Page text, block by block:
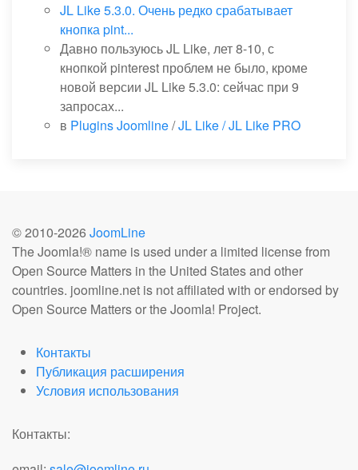
JL Like 5.3.0. Очень редко срабатывает
кнопка pint...
Давно пользуюсь JL Like, лет 8-10, с
кнопкой pinterest проблем не было, кроме
новой версии JL Like 5.3.0: сейчас при 9
запросах...
в Plugins Joomline/JL Like / JL Like PRO
© 2010-2026 JoomLine
The Joomla!® name is used under a limited license from
Open Source Matters in the United States and other
countries. joomline.net is not affiliated with or endorsed by
Open Source Matters or the Joomla! Project.
Контакты
Публикация расширения
Условия использования
Контакты: